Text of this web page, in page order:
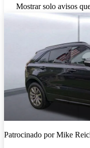
Mostrar solo avisos
Patrocinado porMike